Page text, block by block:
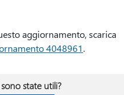
aggiornamento, scarica
4048961.
state utili?